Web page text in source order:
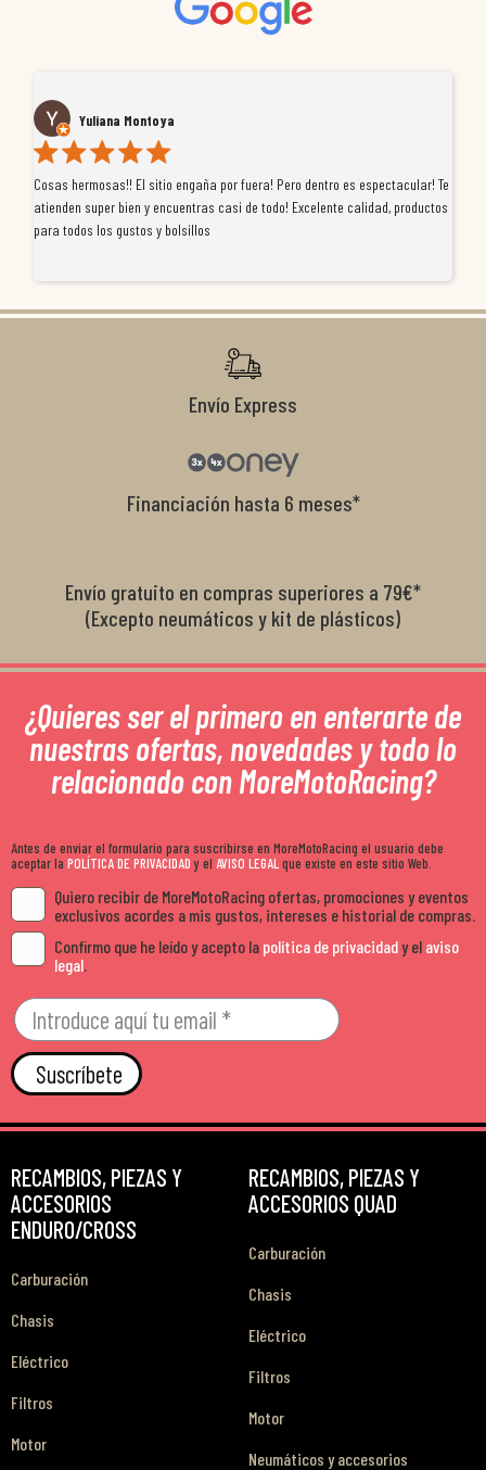
Yuliana Montoya
Cosas hermosas!! El sitio engaña por fuera! Pero dentro es espectacular! Te
atienden super bien y encuentras casi de todo! Excelente calidad, productos
para todos los gustos y bolsillos
Envío Express
Financiación hasta 6 meses*
Envío gratuito en compras superiores a 79€*
(Excepto neumáticos y kit de plásticos)
¿Quieres ser el primero en enterarte de
nuestras ofertas, novedades y todo lo
relacionado con MoreMotoRacing?
Antes de enviar el formulario para suscribirse en MoreMotoRacing el usuario debe
aceptar la POLÍTICA DE PRIVACIDADy el AVISO LEGALque existe en este sitio Web.
Quiero recibir de MoreMotoRacing ofertas, promociones y eventos
exclusivos acordes a mis gustos, intereses e historial de compras.
Confirmo que he leído y acepto la política de privacidady el aviso
legal
Suscríbete
RECAMBIOS, PIEZAS Y
ACCESORIOS
ENDURO/CROSS
Carburación
Chasis
Eléctrico
Filtros
Motor
RECAMBIOS, PIEZAS Y
ACCESORIOS QUAD
Carburación
Chasis
Eléctrico
Filtros
Motor
Neumáticos y accesorios